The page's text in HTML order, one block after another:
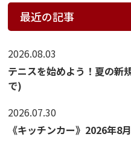
最近の記事
2026.08.03
テニスを始めよう！夏の新
で)
2026.07.30
《キッチンカー》2026年8